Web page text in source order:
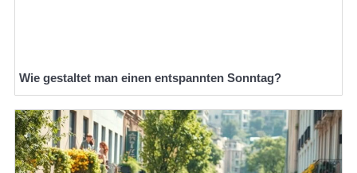
Wie gestaltet man einen entspannten Sonntag?